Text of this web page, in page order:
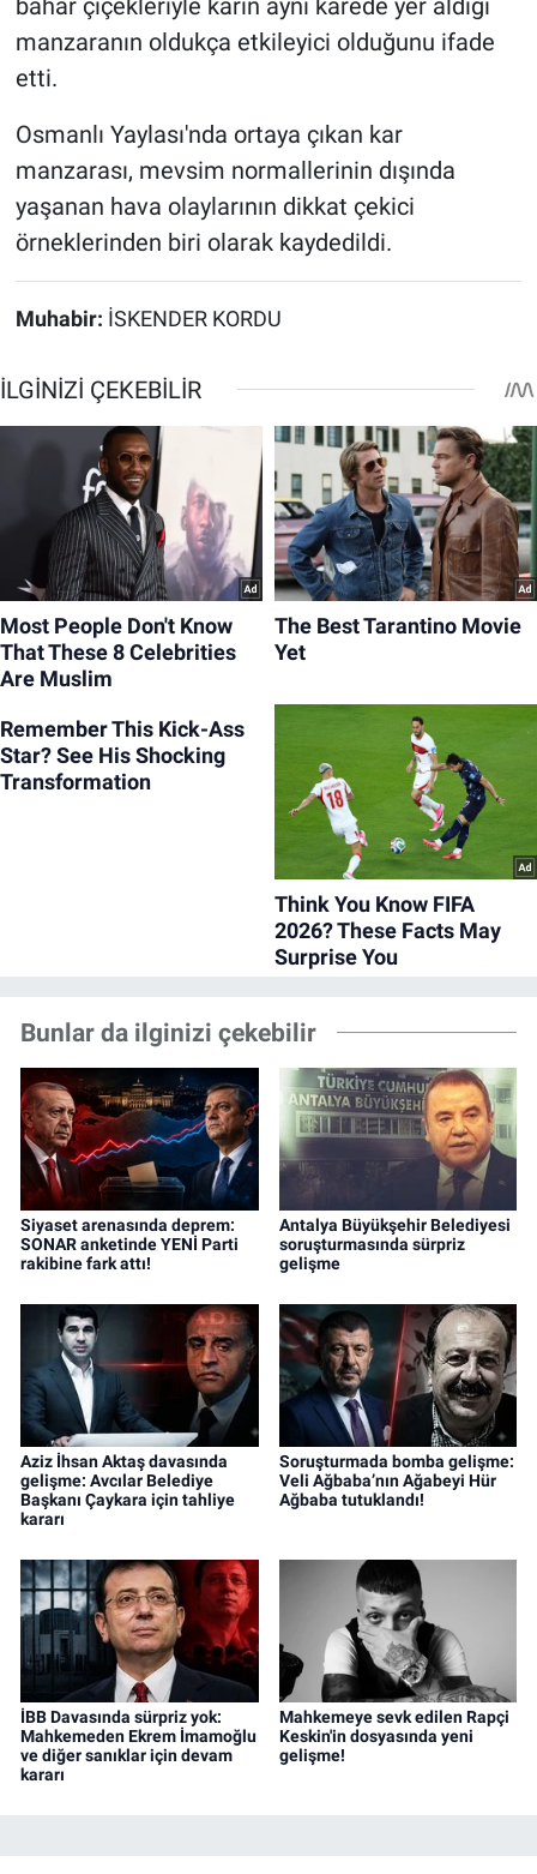
bahar çiçekleriyle karın aynı karede yer aldığı
manzaranın oldukça etkileyici olduğunu ifade
etti.
Osmanlı Yaylası'nda ortaya çıkan kar
manzarası, mevsim normallerinin dışında
yaşanan hava olaylarının dikkat çekici
örneklerinden biri olarak kaydedildi.
Muhabir: İSKENDER KORDU
Bunlar da ilginizi çekebilir
Siyaset arenasında deprem:
SONAR anketinde YENİ Parti
rakibine fark attı!
Antalya Büyükşehir Belediyesi
soruşturmasında sürpriz
gelişme
Aziz İhsan Aktaş davasında
gelişme: Avcılar Belediye
Başkanı Çaykara için tahliye
kararı
Soruşturmada bomba gelişme:
Veli Ağbaba’nın Ağabeyi Hür
Ağbaba tutuklandı!
İBB Davasında sürpriz yok:
Mahkemeden Ekrem İmamoğlu
ve diğer sanıklar için devam
kararı
Mahkemeye sevk edilen Rapçi
Keskin'in dosyasında yeni
gelişme!